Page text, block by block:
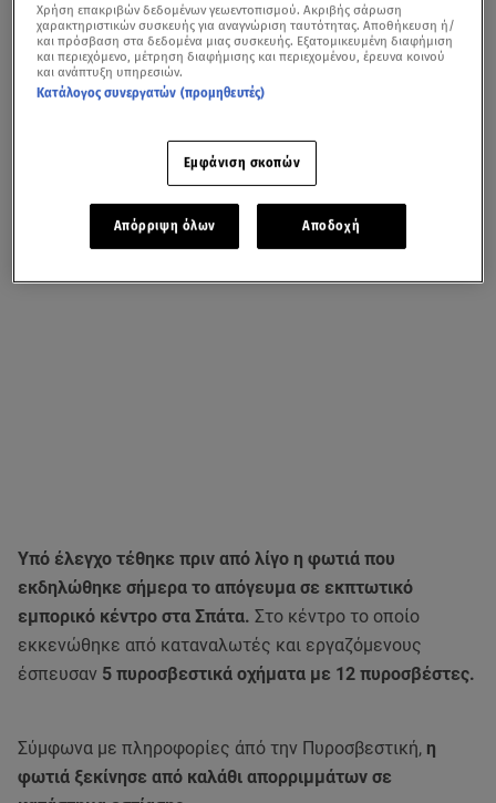
Υπό έλεγχο τέθηκε πριν από λίγο η φωτιά που
εκδηλώθηκε σήμερα το απόγευμα σε εκπτωτικό
εμπορικό κέντρο στα Σπάτα. Στο κέντρο το οποίο
εκκενώθηκε από καταναλωτές και εργαζόμενους
έσπευσαν 5 πυροσβεστικά οχήματα με 12 πυροσβέστες.
Σύμφωνα με πληροφορίες άπό την Πυροσβεστική, η
φωτιά ξεκίνησε από καλάθι απορριμμάτων σε
Χρήση επακριβών δεδομένων γεωεντοπισμού. Ακριβής σάρωση
χαρακτηριστικών συσκευής για αναγνώριση ταυτότητας. Αποθήκευση ή/
και πρόσβαση στα δεδομένα μιας συσκευής. Εξατομικευμένη διαφήμιση
και περιεχόμενο, μέτρηση διαφήμισης και περιεχομένου, έρευνα κοινού
και ανάπτυξη υπηρεσιών.
Κατάλογος συνεργατών (προμηθευτές)
Εμφάνιση σκοπών
Απόρριψη όλων Αποδοχή